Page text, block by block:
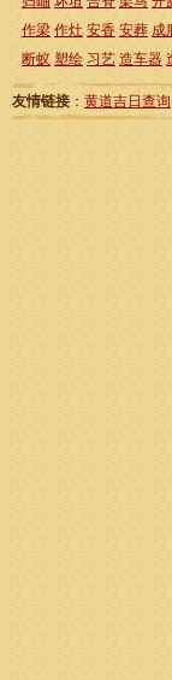
作梁 作灶 安香 安葬 成
断蚁 塑绘 习艺 造车器
友情链接：黄道吉日查询